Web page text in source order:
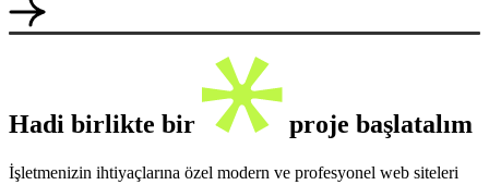
Hadi birlikte bir proje başlatalım
İşletmenizin ihtiyaçlarına özel modern ve profesyonel web siteleri